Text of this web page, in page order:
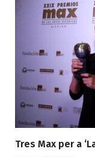
Tres Max per a